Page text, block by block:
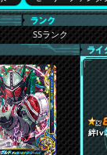
SSランク
絆